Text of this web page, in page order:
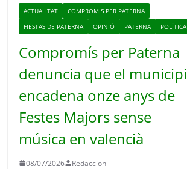
ACTUALITAT
COMPROMIS PER PATERNA
FIESTAS DE PATERNA
OPINIÓ PATERNA POLÍTICA
Compromís per Paterna
denuncia que el municipi
encadena onze anys de
Festes Majors sense
música en valencià
08/07/2026 Redaccion